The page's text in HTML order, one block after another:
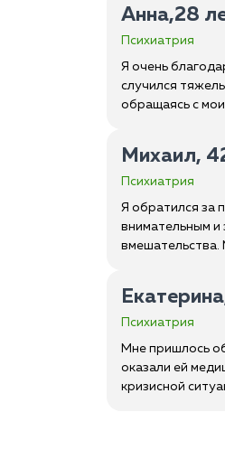
Анна,28
Психиатрия
Я очень
случился
обращаясь с
Михаил,
Психиатрия
Я обратился за
внимательным и
вмешательства.
Психиатрия
Мне пришлось
оказали ей
кризисной